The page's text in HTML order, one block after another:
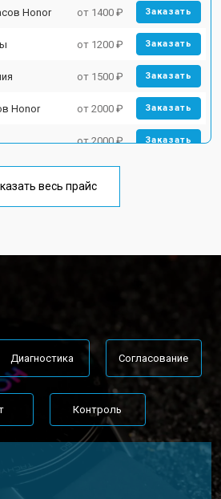
Honor от 1400 ₽ Заказать
от 1200 ₽ Заказать
от 1500 ₽ Заказать
Honor от 2000 ₽ Заказать
от 2000 ₽ Заказать
весь прайс
Диагностика Согласование
Контроль